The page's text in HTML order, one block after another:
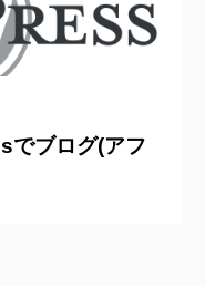
でブログ(アフ